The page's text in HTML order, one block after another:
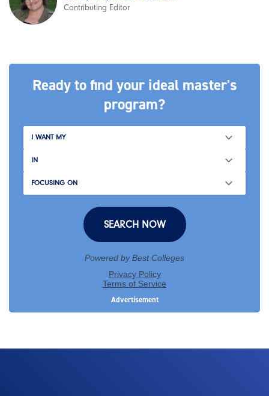
Contributing Editor
Ready to find your ideal master's
program?